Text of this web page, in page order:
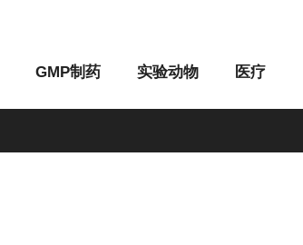
GMP制药 实验动物 医疗